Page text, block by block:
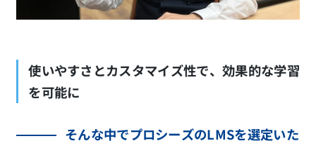
使いやすさとカスタマイズ性で、効果的な学習
を可能に
そんな中でプロシーズのLMSを選定いた